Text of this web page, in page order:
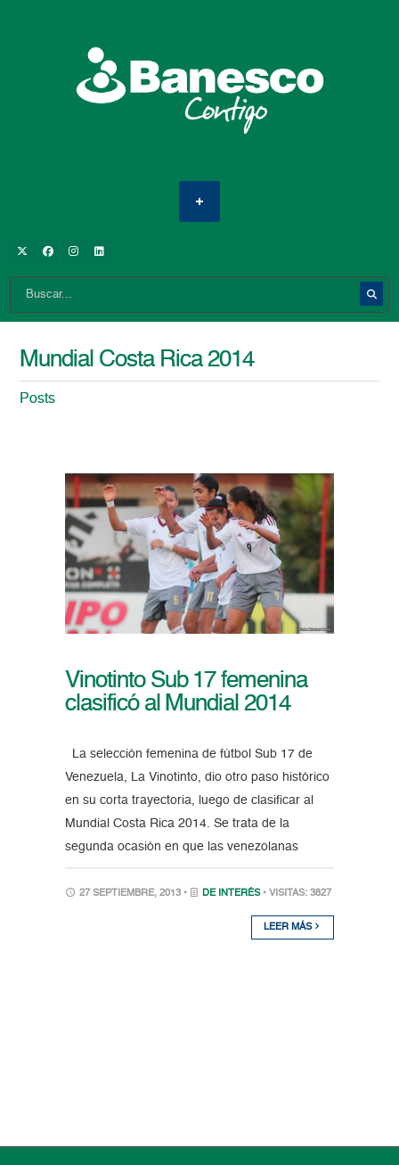
Mundial Costa Rica 2014
Posts
Vinotinto Sub 17 femenina
clasificó al Mundial 2014
La selección femenina de fútbol Sub 17 de
Venezuela, La Vinotinto, dio otro paso histórico
en su corta trayectoria, luego de clasificar al
Mundial Costa Rica 2014. Se trata de la
segunda ocasión en que las venezolanas
27 SEPTIEMBRE, 2013 • DE INTERÉS • VISITAS: 3827
LEER MÁS